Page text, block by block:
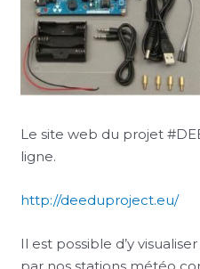
Le site web du projet
ligne.
http://deeduproject.eu/
Il est possible d’y
par nos stations météo